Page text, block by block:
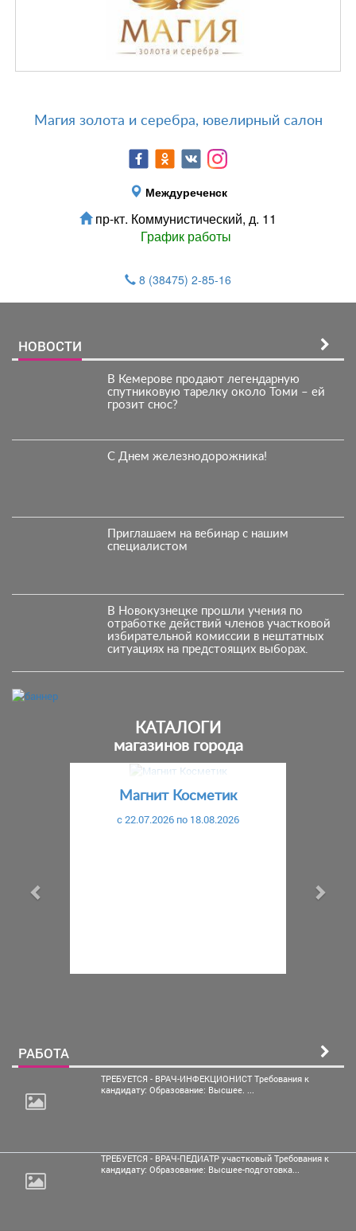
Магия золота и серебра, ювелирный салон
Междуреченск
пр-кт. Коммунистический, д. 11
График работы
8 (38475) 2-85-16
НОВОСТИ
В Кемерове продают легендарную
спутниковую тарелку около Томи – ей
грозит снос?
С Днем железнодорожника!
Приглашаем на вебинар с нашим
специалистом
В Новокузнецке прошли учения по
отработке действий членов участковой
избирательной комиссии в нештатных
ситуациях на предстоящих выборах.
КАТАЛОГИ
магазинов города
Магнит Косметик
c 22.07.2026 по 18.08.2026
РАБОТА
ТРЕБУЕТСЯ - ВРАЧ-ИНФЕКЦИОНИСТ Требования к
кандидату: Образование: Высшее. ...
ТРЕБУЕТСЯ - ВРАЧ-ПЕДИАТР участковый Требования к
кандидату: Образование: Высшее-подготовка...